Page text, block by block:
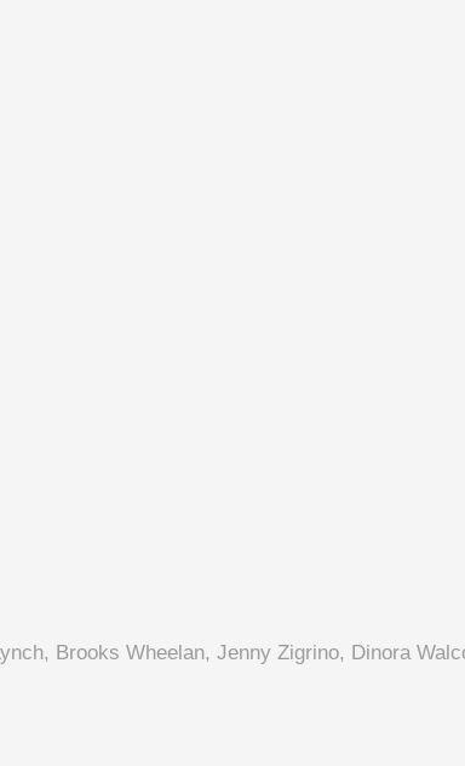
Brooks Wheelan, Jenny Zigrino, Dinora